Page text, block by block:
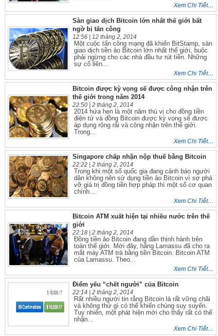
Xem Chi Tiết…
Sàn giao dịch Bitcoin lớn nhất thế giới bất
ngờ bị tấn công
12:56 | 12 tháng 2, 2014
Một cuộc tấn công mạng đã khiến BitStamp, sàn
giao dịch tiền ảo Bitcoin lớn nhất thế giới, buộc
phải ngừng cho các nhà đầu tư rút tiền. Những
sự cố liên...
Xem Chi Tiết…
Bitcoin được kỳ vọng sẽ được công nhận trên
thế giới trong năm 2014
22:50 | 2 tháng 2, 2014
2014 hứa hẹn là một năm thú vị cho đồng tiền
điện tử và đồng Bitcoin được kỳ vọng sẽ được
áp dụng rộng rãi và công nhận trên thế giới.
Trong...
Xem Chi Tiết…
Singapore chấp nhận nộp thuế bằng Bitcoin
22:22 | 2 tháng 2, 2014
Trong khi một số quốc gia đang cảnh báo người
dân không nên sử dụng tiền ảo Bitcoin vì sợ phá
vỡ giá trị đồng tiền hợp pháp thì một số cơ quan
chính...
Xem Chi Tiết…
Bitcoin ATM xuất hiện tại nhiều nước trên thế
giới
22:18 | 2 tháng 2, 2014
Đồng tiền ảo Bitcoin đang dần thịnh hành trên
toàn thế giới. Mới đây, hãng Lamassu đã cho ra
mắt máy ATM trả bằng tiền Bitcoin. Bitcoin ATM
của Lamassu. Theo...
Xem Chi Tiết…
Điểm yếu “chết người” của Bitcoin
22:14 | 2 tháng 2, 2014
Rất nhiều người tin rằng Bitcoin là rất vững chãi
và không thứ gì có thể khiến chúng suy suyển.
Tuy nhiên, một phát hiện mới cho thấy rất có thể
nhận...
Xem Chi Tiết…